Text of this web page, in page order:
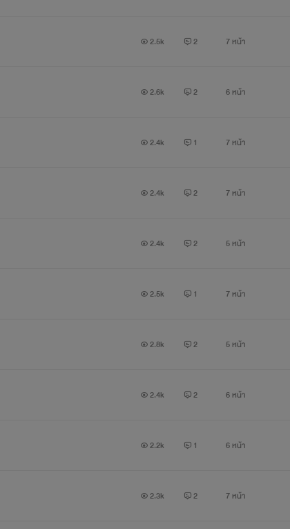
2.5k 2 7 หน้า
2.6k 2 6 หน้า
2.4k 1 7 หน้า
2.4k 2 7 หน้า
2.4k 2 5 หน้า
2.5k 1 7 หน้า
2.8k 2 5 หน้า
2.4k 2 6 หน้า
2.2k 1 6 หน้า
2.3k 2 7 หน้า